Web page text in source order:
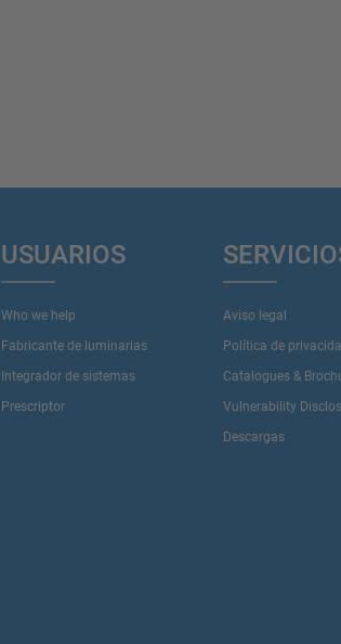
USUARIOS
Who we help
Fabricante de luminarias
Integrador de sistemas
Prescriptor
Aviso legal
Política de
Catalogues &
Vulnerability
Descargas